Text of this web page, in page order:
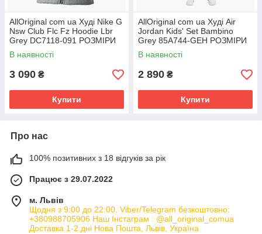
AllOriginal com ua Худі Nike G
Nsw Club Flc Fz Hoodie Lbr
Grey DC7118-091 РОЗМІРИ
ЗАПИТУЙТЕ
В наявності
3 090 ₴
Купити
AllOriginal com ua Худі Air
Jordan Kids' Set Bambino
Grey 85A744-GEH РОЗМІРИ
ЗАПИТУЙТЕ
В наявності
2 890 ₴
Купити
Про нас
100% позитивних з 18 відгуків за рік
Працює з 29.07.2022
м. Львів
Щодня з 9:00 до 22:00. Viber/Telegram безкоштовно:
+380988705906 Наш Інстаграм : @all_original_comua
Доставка 1-2 дні Нова Пошта, Львів, Україна